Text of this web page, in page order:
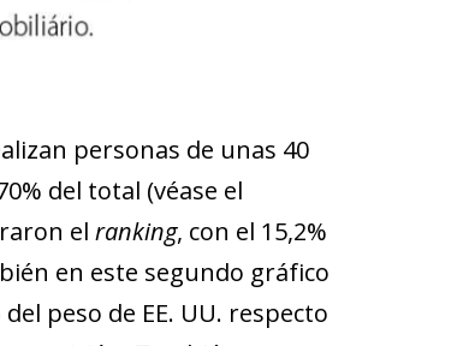
personas de unas 40
del total (véase el
el ranking, con el 15,2%
en este segundo gráfico
peso de EE. UU. respecto